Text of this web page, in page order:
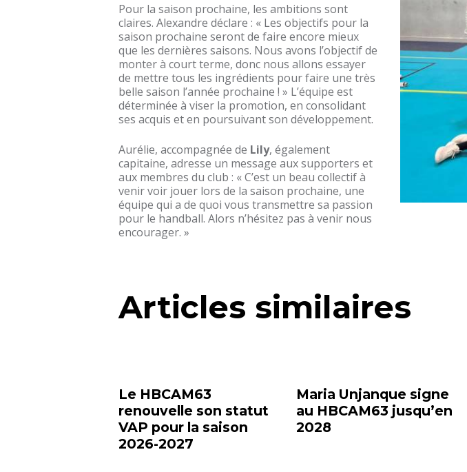
Pour la saison prochaine, les ambitions sont
claires. Alexandre déclare : « Les objectifs pour la
saison prochaine seront de faire encore mieux
que les dernières saisons. Nous avons l’objectif de
monter à court terme, donc nous allons essayer
de mettre tous les ingrédients pour faire une très
belle saison l’année prochaine ! » L’équipe est
déterminée à viser la promotion, en consolidant
ses acquis et en poursuivant son développement.
Aurélie, accompagnée de Lily, également
capitaine, adresse un message aux supporters et
aux membres du club : « C’est un beau collectif à
venir voir jouer lors de la saison prochaine, une
équipe qui a de quoi vous transmettre sa passion
pour le handball. Alors n’hésitez pas à venir nous
encourager. »
Articles similaires
Le HBCAM63
renouvelle son statut
VAP pour la saison
2026-2027
Maria Unjanque signe
au HBCAM63 jusqu’en
2028